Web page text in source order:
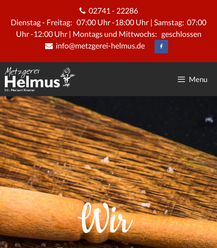
02741 - 22286
Dienstag - Freitag: 07:00 Uhr -18:00 Uhr | Samstag: 07:00
Uhr -12:00 Uhr | Montags und Mittwochs: geschlossen
info@metzgerei-helmus.de
Menu
Wir